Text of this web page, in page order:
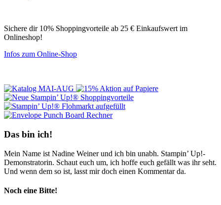
Sichere dir 10% Shoppingvorteile ab 25 € Einkaufswert im
Onlineshop!
Infos zum Online-Shop
Das bin ich!
Mein Name ist Nadine Weiner und ich bin unabh. Stampin’ Up!-
Demonstratorin. Schaut euch um, ich hoffe euch gefällt was ihr seht.
Und wenn dem so ist, lasst mir doch einen Kommentar da.
Noch eine Bitte!